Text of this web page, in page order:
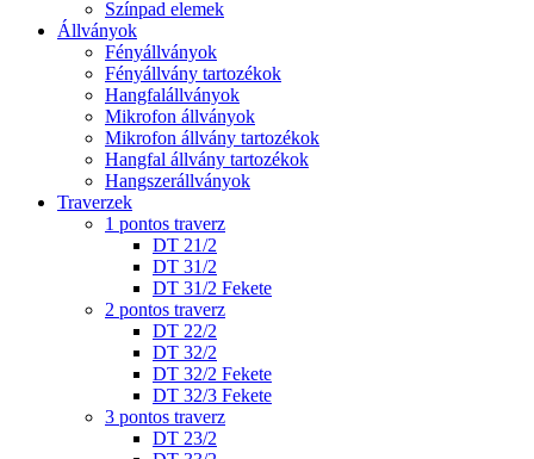
Színpad elemek
Állványok
Fényállványok
Fényállvány tartozékok
Hangfalállványok
Mikrofon állványok
Mikrofon állvány tartozékok
Hangfal állvány tartozékok
Hangszerállványok
Traverzek
1 pontos traverz
DT 21/2
DT 31/2
DT 31/2 Fekete
2 pontos traverz
DT 22/2
DT 32/2
DT 32/2 Fekete
DT 32/3 Fekete
3 pontos traverz
DT 23/2